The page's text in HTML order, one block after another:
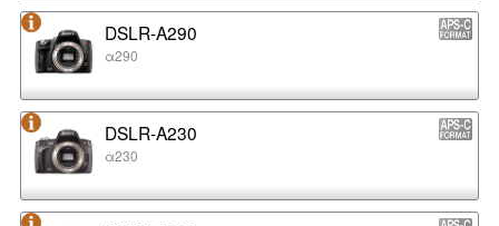
DSLR-A290
α290
DSLR-A230
α230